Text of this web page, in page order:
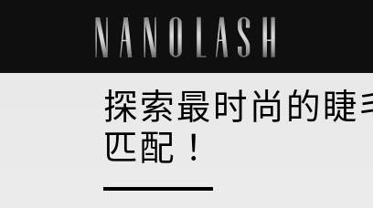
探索最时尚的睫
匹配！